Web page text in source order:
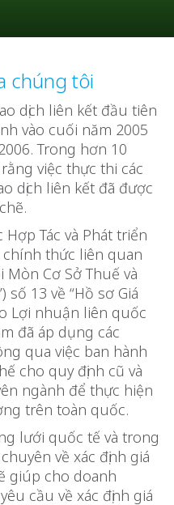
chúng tôi
dịch liên kết đầu tiên
vào cuối năm 2005
Trong hơn 10
việc thực thi các
dịch liên kết đã được
Tác và Phát triển
chính thức liên quan
Cơ Sở Thuế và
số 13 về “Hồ sơ Giá
Lợi nhuận liên quốc
đã áp dụng các
qua việc ban hành
cho quy định cũ và
ngành để thực hiện
trên toàn quốc.
lưới quốc tế và trong
về xác định giá
giúp cho doanh
cầu về xác định giá